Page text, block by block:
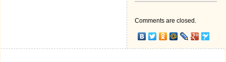
Comments are closed.